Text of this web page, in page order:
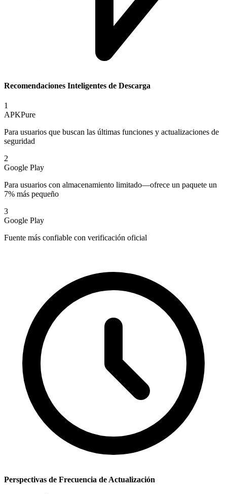
Recomendaciones Inteligentes de Descarga
1
APKPure
Para usuarios que buscan las últimas funciones y actualizaciones de
seguridad
2
Google Play
Para usuarios con almacenamiento limitado—ofrece un paquete un
7% más pequeño
3
Google Play
Fuente más confiable con verificación oficial
Perspectivas de Frecuencia de Actualización